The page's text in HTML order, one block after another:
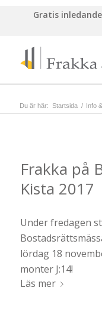
Gratis
Du är här: Startsida / Info
Frakka på
Kista 2017
Under fredagen
lördag 18
monter J:14!
Läs mer